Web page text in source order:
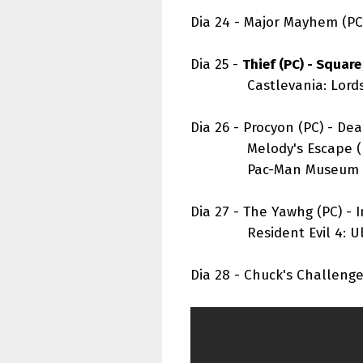
Dia 24 - Major Mayhem
Dia 25 - Thief (PC) -
Castlevania: Lords of
Dia 26 - Procyon (PC) -
Melody's Escape
Pac-Man Museum
Dia 27 - The Yawhg (PC) -
Resident Evil 4:
Dia 28 - Chuck's